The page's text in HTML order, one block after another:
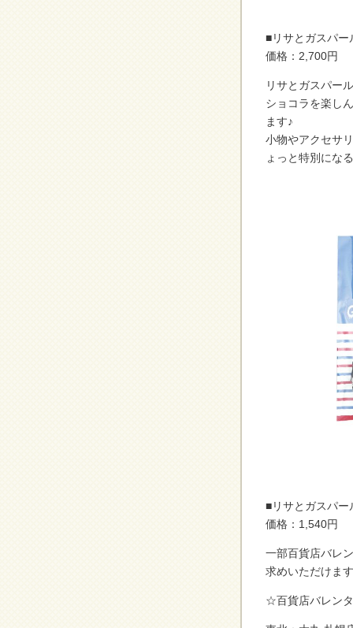
■リサとガスパー
価格：2,700円
リサとガスパー
ショコラを楽し
ます♪
小物やアクセサ
ょっと特別にな
■リサとガスパー
価格：1,540円
一部百貨店バレ
求めいただけま
☆百貨店バレン